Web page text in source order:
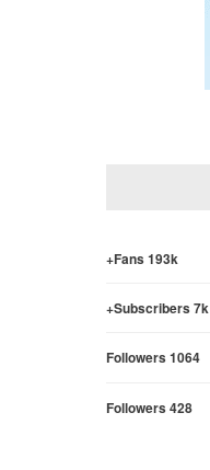
Fans 193k+
Subscribers 7k+
Followers 1064
Followers 428